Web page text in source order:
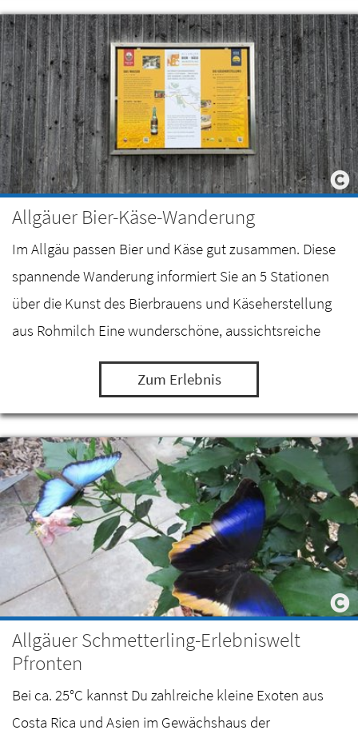
Allgäuer Bier-Käse-Wanderung
Im Allgäu passen Bier und Käse gut zusammen. Diese
spannende Wanderung informiert Sie an 5 Stationen
über die Kunst des Bierbrauens und Käseherstellung
aus Rohmilch Eine wunderschöne, aussichtsreiche
Wanderung zwischen dem Mariahilfer Sudhaus in…
Zum Erlebnis
Allgäuer Schmetterling-Erlebniswelt
Pfronten
Bei ca. 25°C kannst Du zahlreiche kleine Exoten aus
Costa Rica und Asien im Gewächshaus der